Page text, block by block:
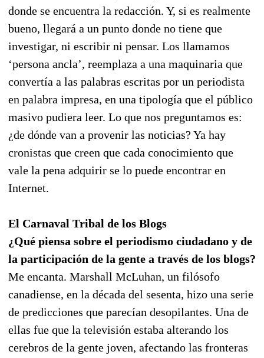
donde se encuentra la redacción. Y, si es realmente
bueno, llegará a un punto donde no tiene que
investigar, ni escribir ni pensar. Los llamamos
‘persona ancla’, reemplaza a una maquinaria que
convertía a las palabras escritas por un periodista
en palabra impresa, en una tipología que el público
masivo pudiera leer. Lo que nos preguntamos es:
¿de dónde van a provenir las noticias? Ya hay
cronistas que creen que cada conocimiento que
vale la pena adquirir se lo puede encontrar en
Internet.
El Carnaval Tribal de los Blogs
¿Qué piensa sobre el periodismo ciudadano y de
la participación de la gente a través de los blogs?
Me encanta. Marshall McLuhan, un filósofo
canadiense, en la década del sesenta, hizo una serie
de predicciones que parecían desopilantes. Una de
ellas fue que la televisión estaba alterando los
cerebros de la gente joven, afectando las fronteras